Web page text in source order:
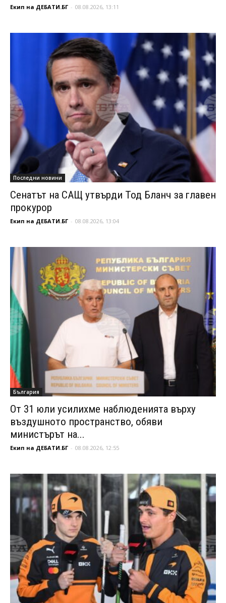
Екип на ДЕБАТИ.БГ - 08.08.2026, 13:11
Последни новини
Сенатът на САЩ утвърди Тод Бланч за главен
прокурор
Екип на ДЕБАТИ.БГ - 08.08.2026, 13:04
България
От 31 юли усилихме наблюденията върху
въздушното пространство, обяви
министърът на...
Екип на ДЕБАТИ.БГ - 08.08.2026, 12:55